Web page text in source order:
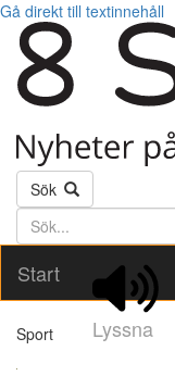
Gå direkt till textinnehåll
Sök
Söktext
Start
Lyssna
Sport